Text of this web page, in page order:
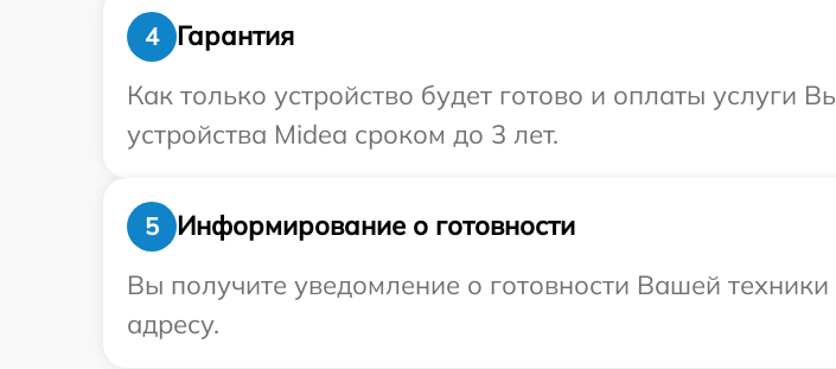
4
Гарантия
Как только устройство будет готово и оплаты
устройства Midea сроком до 3 лет.
5
Информирование о готовности
Вы получите уведомление о готовности Вашей
адресу.